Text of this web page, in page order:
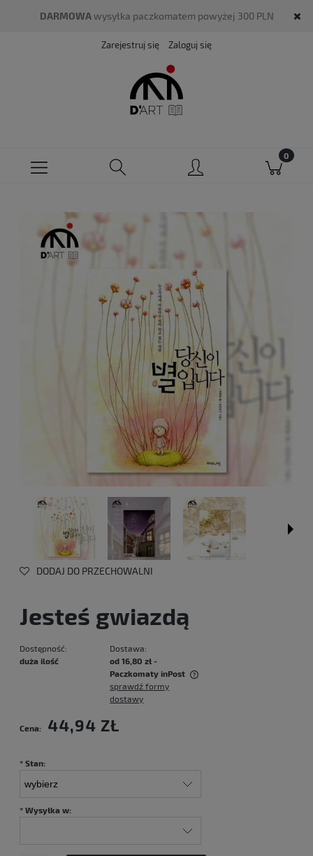
DARMOWAwysyłka paczkomatem powyżej 300 PLN
Zarejestruj się Zaloguj się
DODAJ DO PRZECHOWALNI
Jesteś gwiazdą
Dostępność:
duża ilość
Dostawa:
od 16,80 zł -
Paczkomaty inPost
Cena nie zawiera ewentualnych kosztów płatności
sprawdź formy
dostawy
Cena: 44,94 ZŁ
* Stan:
* Wysyłka w: